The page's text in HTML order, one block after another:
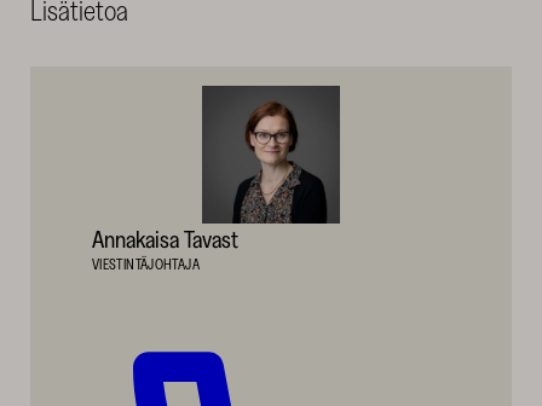
Lisätietoa
Annakaisa Tavast
VIESTINTÄJOHTAJA